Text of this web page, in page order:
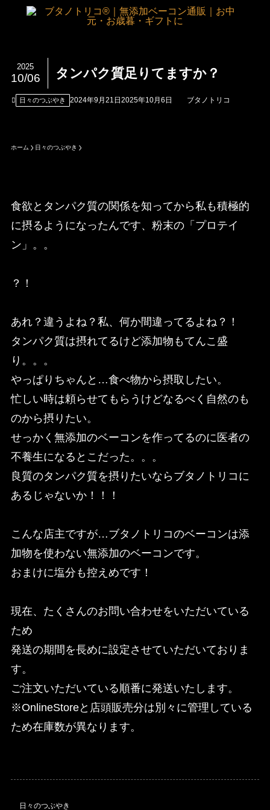
タンパク質足りてますか？
2025
10/06
日々のつぶやき 2024年9月21日 2025年10月6日 ブタノトリコ
ホーム 日々のつぶやき
食欲とタンパク質の関係を知ってから私も積極的
に摂るようになったんです、粉末の「プロテイ
ン」。。
？！
あれ？違うよね？私、何か間違ってるよね？！
タンパク質は摂れてるけど添加物もてんこ盛
り。。。
やっぱりちゃんと…食べ物から摂取したい。
忙しい時は頼らせてもらうけどなるべく自然のも
のから摂りたい。
せっかく無添加のベーコンを作ってるのに医者の
不養生になるとこだった。。。
良質のタンパク質を摂りたいならブタノトリコに
あるじゃないか！！！
こんな店主ですが…ブタノトリコのベーコンは添
加物を使わない無添加のベーコンです。
おまけに塩分も控えめです！
現在、たくさんのお問い合わせをいただいている
ため
発送の期間を長めに設定させていただいておりま
す。
ご注文いただいている順番に発送いたします。
※OnlineStoreと店頭販売分は別々に管理している
ため在庫数が異なります。
日々のつぶやき